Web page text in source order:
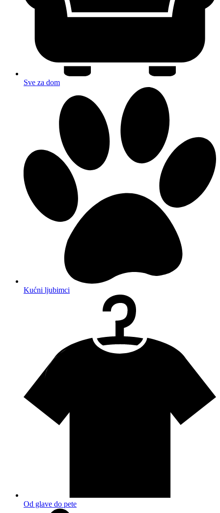
Sve za dom
Kućni ljubimci
Od glave do pete